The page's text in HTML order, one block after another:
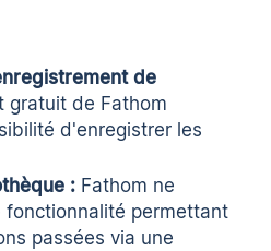
de
gratuit de Fathom
d'enregistrer les
: Fathom ne
fonctionnalité permettant
passées via une